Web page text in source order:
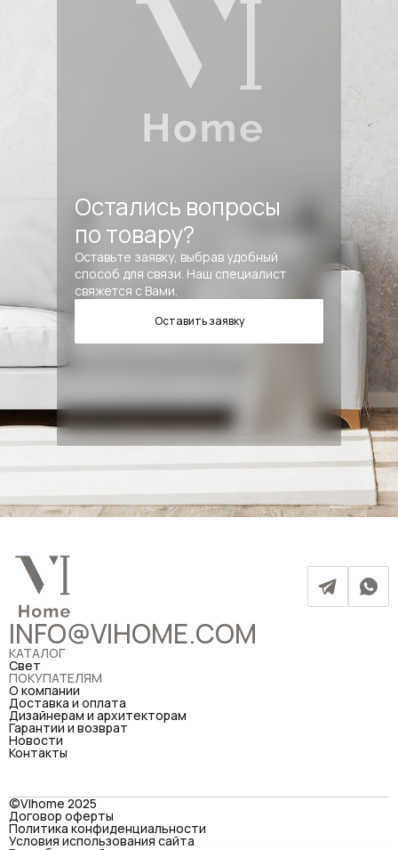
Остались вопросы
по товару?
Оставьте заявку, выбрав удобный
способ для связи. Наш специалист
свяжется с Вами.
Оставить заявку
INFO@VIHOME.COM
КАТАЛОГ
Свет
ПОКУПАТЕЛЯМ
О компании
Доставка и оплата
Дизайнерам и архитекторам
Гарантии и возврат
Новости
Контакты
©VIhome 2025
Договор оферты
Политика конфиденциальности
Условия использования сайта